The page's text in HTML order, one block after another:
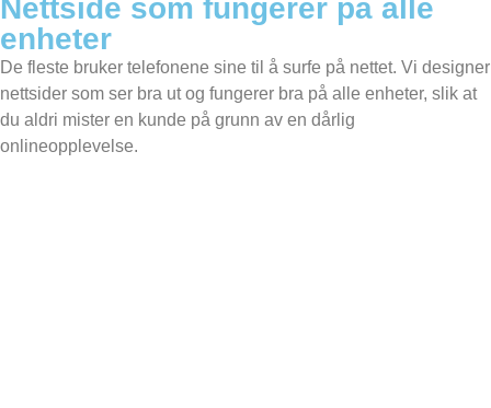
Nettside som fungerer på alle
enheter
De fleste bruker telefonene sine til å surfe på nettet. Vi designer
nettsider som ser bra ut og fungerer bra på alle enheter, slik at
du aldri mister en kunde på grunn av en dårlig
onlineopplevelse.